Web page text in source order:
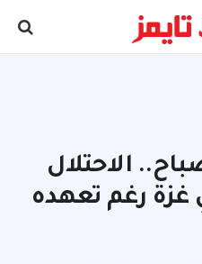
الاحتلال
غزة رغم تعهده